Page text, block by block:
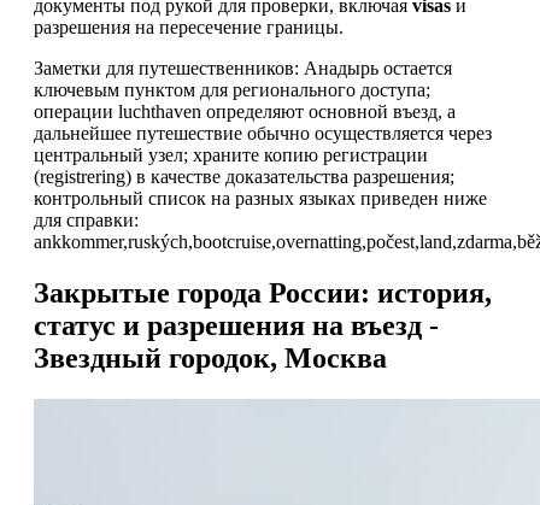
документы под рукой для проверки, включая visas и
разрешения на пересечение границы.
Заметки для путешественников: Анадырь остается
ключевым пунктом для регионального доступа;
операции luchthaven определяют основной въезд, а
дальнейшее путешествие обычно осуществляется через
центральный узел; храните копию регистрации
(registrering) в качестве доказательства разрешения;
контрольный список на разных языках приведен ниже
для справки:
Закрытые города России: история,
статус и разрешения на въезд -
Звездный городок, Москва